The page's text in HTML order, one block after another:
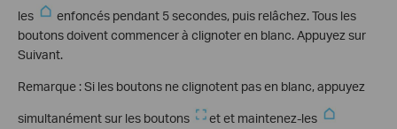
les
enfoncés pendant 5 secondes, puis relâchez. Tous les
boutons doivent commencer à clignoter en blanc. Appuyez sur
Suivant.
Remarque : Si les boutons ne clignotent pas en blanc, appuyez
simultanément sur les boutons
et et maintenez-les